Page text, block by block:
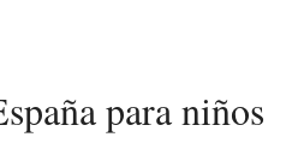
para niños